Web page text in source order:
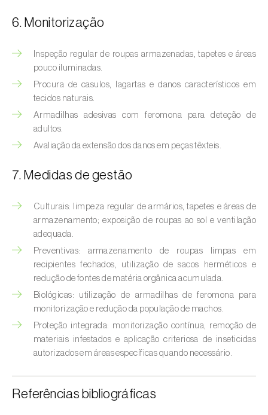
Broca-africana-do-caule-do-milho
Broca-do-chá (Euwallacea fornicatus, E.
fornicatior, E. perbrevis e E. kuroshio)
Broca-do-colmo-da-cana-de-açúcar
Diatraea saccharalis
Broca-dos-ramos-do-pessegueiro (
Broca-listrada-do-caule-do-arroz (Chilo
suppressalis
Broca-pequena-do-tomateiro
Neoleucinodes elegantalis)
Broca-vermelha ( Cossus cossus
Burgo-da-azinheira ( Tortrix viridana)
Cigarrinha-espumadora (Philaenus
Cigarrinhas (Jacobiasca lybica, Scaphoideus
6. Monitorização
Inspeção regular de roupas armazenadas, tapetes e áreas
pouco iluminadas.
Procura de casulos, lagartas e danos característicos em
tecidos naturais.
Armadilhas adesivas com feromona para deteção de
adultos.
Avaliação da extensão dos danos em peças têxteis.
7. Medidas de gestão
Culturais: limpeza regular de armários, tapetes e áreas de
armazenamento; exposição de roupas ao sol e ventilação
adequada.
Preventivas: armazenamento de roupas limpas em
recipientes fechados, utilização de sacos herméticos e
redução de fontes de matéria orgânica acumulada.
Biológicas: utilização de armadilhas de feromona para
monitorização e redução da população de machos.
Proteção integrada: monitorização contínua, remoção de
materiais infestados e aplicação criteriosa de inseticidas
autorizados em áreas específicas quando necessário.
Referências bibliográficas